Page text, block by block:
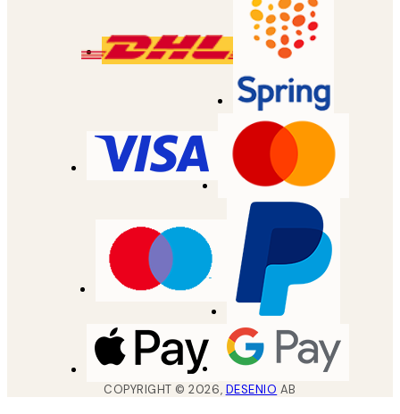
COPYRIGHT ©2026, DESENIO AB